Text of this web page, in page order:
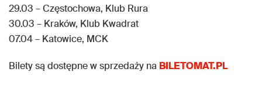
29.03 – Częstochowa, Klub Rura
30.03 – Kraków, Klub Kwadrat
07.04 – Katowice, MCK
Bilety są dostępne w sprzedaży na BILETOMAT.PL